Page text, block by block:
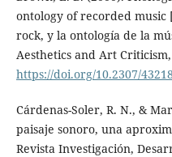
ontology of recorded music
rock, y la ontología de la
Aesthetics and Art Criticism,
https://doi.org/10.2307/
Cárdenas-Soler, R. N., &
paisaje sonoro, una
Revista Investigación,